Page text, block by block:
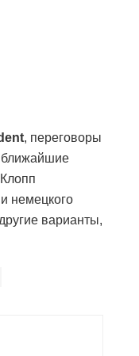
, переговоры
ближайшие
немецкого
варианты,